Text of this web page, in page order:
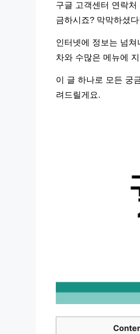
구글 고객센터 연락
금하시죠? 막막하셨
인터넷에 정보는 넘
차와 수많은 메뉴에
이 글 하나로 모든 궁
려드릴게요.